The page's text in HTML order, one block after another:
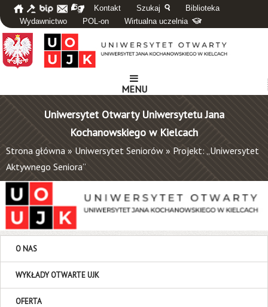
Kontakt Szukaj
Biblioteka
Wydawnictwo
POL-on Wirtualna uczelnia
MENU
Uniwersytet Otwarty Uniwersytetu Jana
Kochanowskiego w Kielcach
Strona główna » Uniwersytet Seniorów » Projekt: „Uniwersytet
Aktywnego Seniora”
O NAS
WYKŁADY OTWARTE UJK
OFERTA